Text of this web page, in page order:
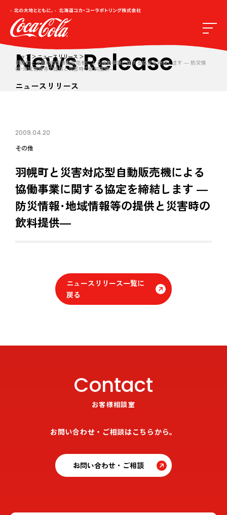
トップ
ニュースリリース
羽幌町と災害対応型自動販売機による協働事業に関する協定を締結します ― 防災情
報･地域情報等の提供と災害時の飲料提供―
News Release
ニュースリリース
2009.04.20
その他
羽幌町と災害対応型自動販売機による
協働事業に関する協定を締結します ―
防災情報･地域情報等の提供と災害時の
飲料提供―
ニュースリリース一覧に
戻る
Contact
お客様相談室
お問い合わせ・ご相談はこちらから。
お問い合わせ・ご相談